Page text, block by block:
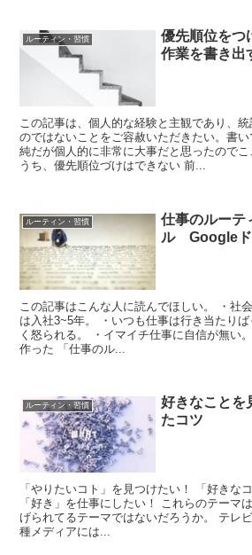
ルーティン・習慣
優先順位を
作業を書き出
この記事は、個人的な経験と主観であり、
のではないことをご容赦いただきたい。書
純だが個人的に非常に大事だと思ったので
うち、優先順位づけはできない 前...
ルーティン・習慣
仕事のルーテ
ル Googleド
この記事はこんな人に読んでほしい。 ・社
は入社3~5年。 ・いつも仕事は行き当たり
く怒られる。 ・イマイチ仕事に自信が無い
作った 「仕事のル...
ルーティン・習慣
好きなことを
たコツ
「やりたいコト」を見つけたい！ 「好きな
「好き」を仕事にしたい！ これらのテーマ
げられてるテーマではないだろうか。 テレ
種メディアには...